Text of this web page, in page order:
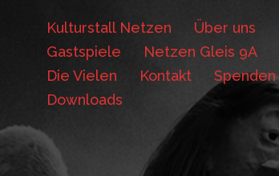
Kulturstall Netzen Über uns
Gastspiele
Netzen Gleis 9A
Die Vielen
Kontakt Spenden
Downloads